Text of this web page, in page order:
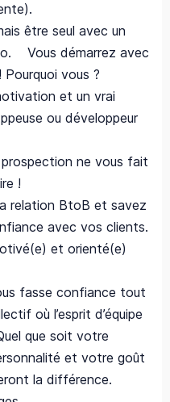
être seul avec un
Vous démarrez avec
vous ?
et un vrai
ou développeur
ne vous fait
!
relation BtoB et savez
avec vos clients.
et orienté(e)
fasse confiance tout
où l’esprit d’équipe
que soit votre
et votre goût
la différence.